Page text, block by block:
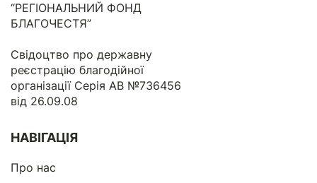
“РЕГІОНАЛЬНИЙ ФОНД
БЛАГОЧЕСТЯ”
Свідоцтво про державну
реєстрацію благодійної
організації Серія АВ №736456
від 26.09.08
НАВІГАЦІЯ
Про нас